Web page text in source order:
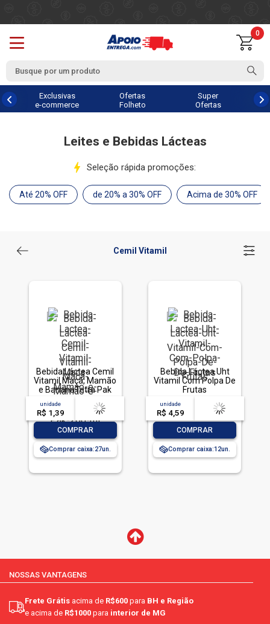
0
Exclusivas
e-commerce
Ofertas
Folheto
Super
Ofertas
Leites e Bebidas Lácteas
Seleção rápida promoções:
Até 20% OFF de 20% a 30% OFF Acima de 30% OFF
Cemil Vitamil
Bebida Láctea Cemil
Vitamil Maçã, Mamão
e BananaTetra Pak
200 ml
unidade
R$ 1,39
acima de
-- --,--un.
COMPRAR
Comprar caixa:27
Bebida Láctea Uht
Vitamil Com Polpa De
Frutas
unidade
R$ 4,59
acima de
-- --,--un.
COMPRAR
Comprar caixa:12
NOSSAS VANTAGENS
Frete Grátis acima de R$600 para BH e Região
e acima de R$1000 para interior de MG